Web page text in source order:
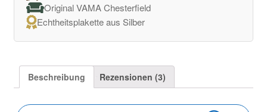
Original VAMA Chesterfield
Echtheitsplakette aus Silber
Beschreibung Rezensionen (3)